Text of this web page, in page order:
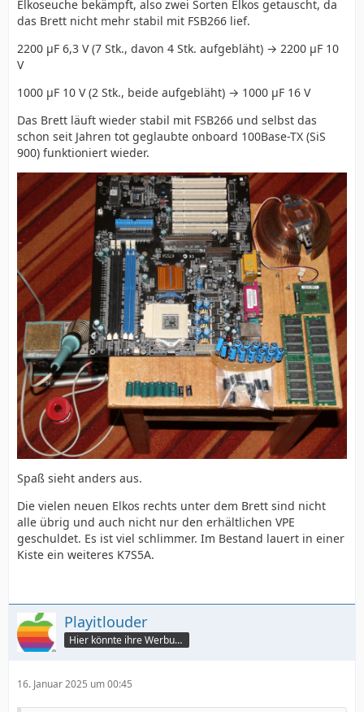
Elkoseuche bekämpft, also zwei Sorten Elkos getauscht, da
das Brett nicht mehr stabil mit FSB266 lief.
2200 µF 6,3 V (7 Stk., davon 4 Stk. aufgebläht) → 2200 µF 10
V
1000 µF 10 V (2 Stk., beide aufgebläht) → 1000 µF 16 V
Das Brett läuft wieder stabil mit FSB266 und selbst das
schon seit Jahren tot geglaubte onboard 100Base-TX (SiS
900) funktioniert wieder.
Spaß sieht anders aus.
Die vielen neuen Elkos rechts unter dem Brett sind nicht
alle übrig und auch nicht nur den erhältlichen VPE
geschuldet. Es ist viel schlimmer. Im Bestand lauert in einer
Kiste ein weiteres K7S5A.
Playitlouder
Hier könnte ihre Werbung stehen
16. Januar 2025 um 00:45